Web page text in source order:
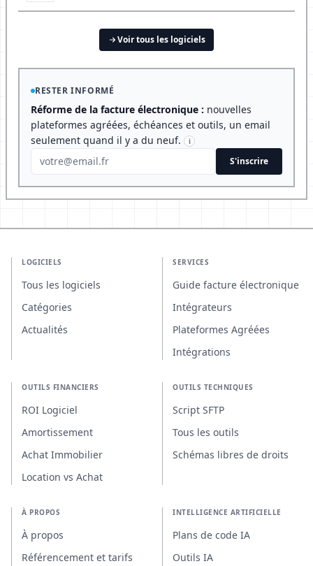
Voir tous les logiciels
RESTER INFORMÉ
Réforme de la facture électronique : nouvelles
plateformes agréées, échéances et outils, un email
seulement quand il y a du neuf.
i
S'inscrire
LOGICIELS
Tous les logiciels
Catégories
Actualités
SERVICES
Guide facture électronique
Intégrateurs
Plateformes Agréées
Intégrations
OUTILS FINANCIERS
ROI Logiciel
Amortissement
Achat Immobilier
Location vs Achat
OUTILS TECHNIQUES
Script SFTP
Tous les outils
Schémas libres de droits
À PROPOS
À propos
Référencement et tarifs
INTELLIGENCE ARTIFICIELLE
Plans de code IA
Outils IA